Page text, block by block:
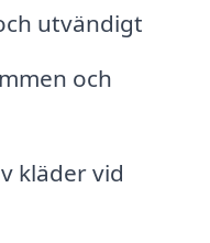
utvändigt
och
kläder vid